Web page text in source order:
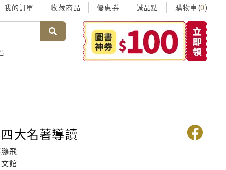
我的訂單 收藏商品 優惠券 誠品點 購物車(0)
大名著導讀
飛
館